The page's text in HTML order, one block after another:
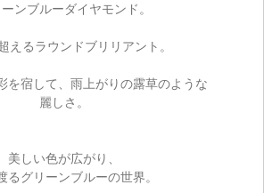
ンブルーダイヤモンド。
えるラウンドブリリアント。
を宿して、雨上がりの露草のような
麗しさ。
美しい色が広がり、
るグリーンブルーの世界。